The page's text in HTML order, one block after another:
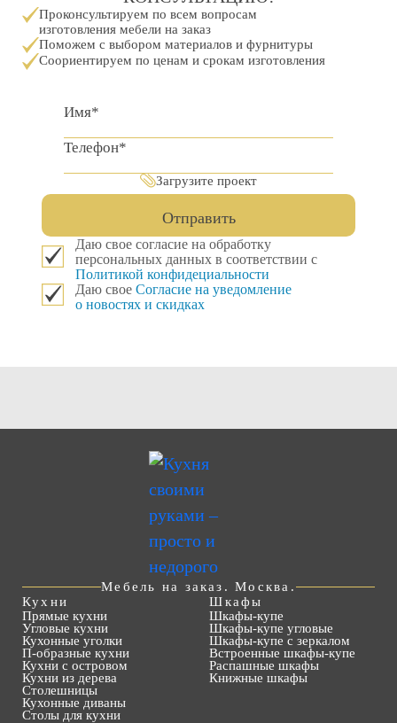
Проконсультируем по всем вопросам
изготовления мебели на заказ
Поможем с выбором материалов и фурнитуры
Соориентируем по ценам и срокам изготовления
Загрузите проект
Отправить
Даю свое согласие на обработку
персональных данных в соответствии с
Политикой конфидециальности
Даю свое Согласие на уведомление
о новостях и скидках
Мебель на заказ. Москва.
Кухни
Прямые кухни
Угловые кухни
Кухонные уголки
П-образные кухни
Кухни с островом
Кухни из дерева
Столешницы
Кухонные диваны
Столы для кухни
Шкафы
Шкафы-купе
Шкафы-купе угловые
Шкафы-купе с зеркалом
Встроенные шкафы-купе
Распашные шкафы
Книжные шкафы